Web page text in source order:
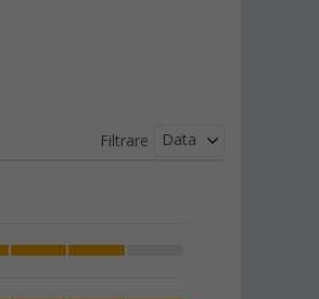
Filtrare Data